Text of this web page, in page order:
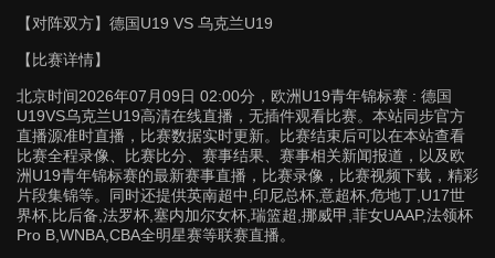
【对阵双方】 德国U19 VS 乌克兰U19
【比赛详情】
北京时间2026年07月09日 02:00分，欧洲U19青年锦标赛 : 德国
U19VS乌克兰U19高清在线直播，无插件观看比赛。本站同步官方
直播源准时直播，比赛数据实时更新。比赛结束后可以在本站查看
比赛全程录像、比赛比分、赛事结果、赛事相关新闻报道，以及欧
洲U19青年锦标赛的最新赛事直播，比赛录像，比赛视频下载，精彩
片段集锦等。同时还提供英南超中,印尼总杯,意超杯,危地丁,U17世
界杯,比后备,法罗杯,塞内加尔女杯,瑞篮超,挪威甲,菲女UAAP,法领杯
Pro B,WNBA,CBA全明星赛等联赛直播。